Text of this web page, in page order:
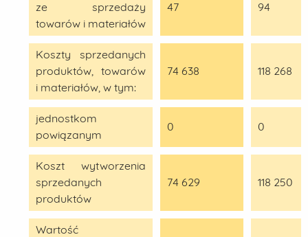
ze sprzedaży
towarów i materiałów
47 94
Koszty sprzedanych
produktów, towarów
i materiałów, w tym:
74 638 118 268
jednostkom
powiązanym
0 0
Koszt wytworzenia
sprzedanych
produktów
74 629 118 250
Wartość